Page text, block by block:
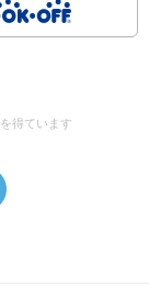
得ています